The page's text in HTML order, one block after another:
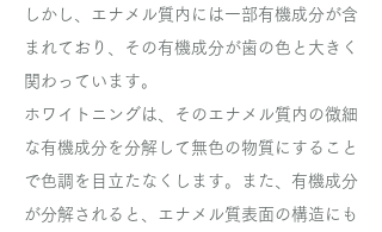
しかし、エナメル質内には一部有機成分が含
まれており、その有機成分が歯の色と大きく
関わっています。
ホワイトニングは、そのエナメル質内の微細
な有機成分を分解して無色の物質にすること
で色調を目立たなくします。また、有機成分
が分解されると、エナメル質表面の構造にも